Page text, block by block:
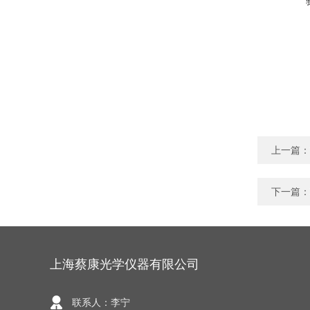
上一篇：
下一篇：
上海蔡康光学仪器有限公司
联系人：李宁